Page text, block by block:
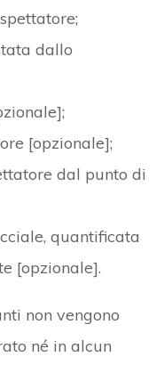
dallo
[opzionale];
dal punto di
quantificata
[opzionale].
non vengono
né in alcun